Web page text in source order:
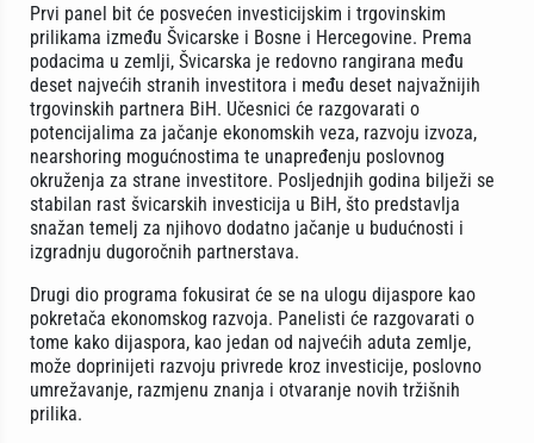
Prvi panel bit će posvećen investicijskim i trgovinskim
prilikama između Švicarske i Bosne i Hercegovine. Prema
podacima u zemlji, Švicarska je redovno rangirana među
deset najvećih stranih investitora i među deset najvažnijih
trgovinskih partnera BiH. Učesnici će razgovarati o
potencijalima za jačanje ekonomskih veza, razvoju izvoza,
nearshoring mogućnostima te unapređenju poslovnog
okruženja za strane investitore. Posljednjih godina bilježi se
stabilan rast švicarskih investicija u BiH, što predstavlja
snažan temelj za njihovo dodatno jačanje u budućnosti i
izgradnju dugoročnih partnerstava.
Drugi dio programa fokusirat će se na ulogu dijaspore kao
pokretača ekonomskog razvoja. Panelisti će razgovarati o
tome kako dijaspora, kao jedan od najvećih aduta zemlje,
može doprinijeti razvoju privrede kroz investicije, poslovno
umrežavanje, razmjenu znanja i otvaranje novih tržišnih
prilika.